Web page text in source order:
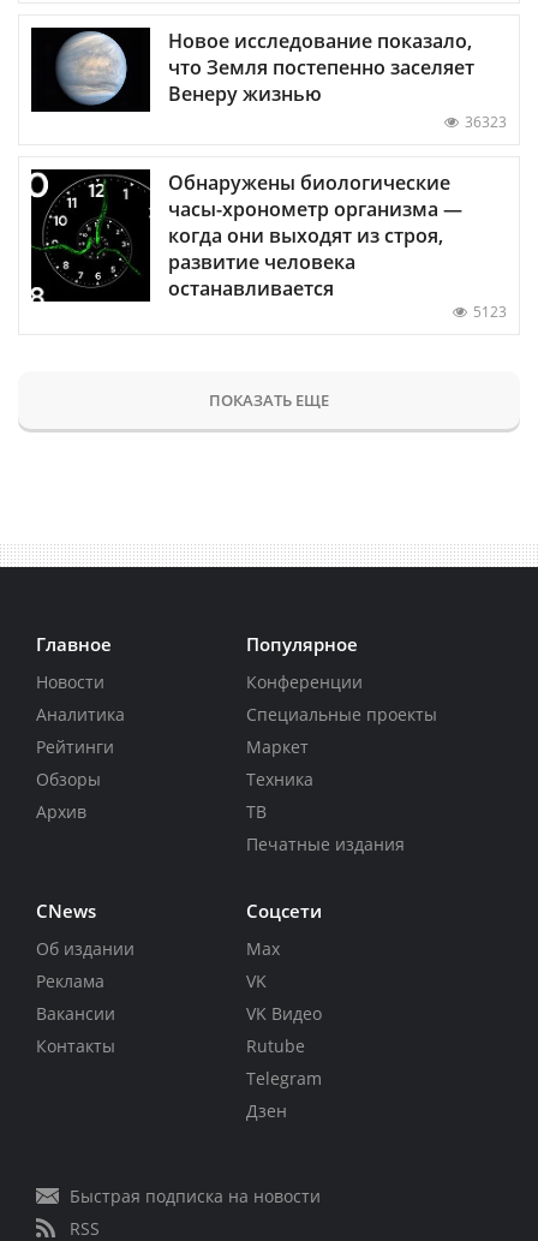
Новое исследование показало,
что Земля постепенно заселяет
Венеру жизнью
36323
Обнаружены биологические
часы-хронометр организма —
когда они выходят из строя,
развитие человека
останавливается
5123
ПОКАЗАТЬ ЕЩЕ
Главное
Новости
Аналитика
Рейтинги
Обзоры
Архив
Популярное
Конференции
Специальные проекты
Маркет
Техника
ТВ
Печатные издания
CNews
Об издании
Реклама
Вакансии
Контакты
Соцсети
Max
VK
VK Видео
Rutube
Telegram
Дзен
Быстрая подписка на новости
RSS